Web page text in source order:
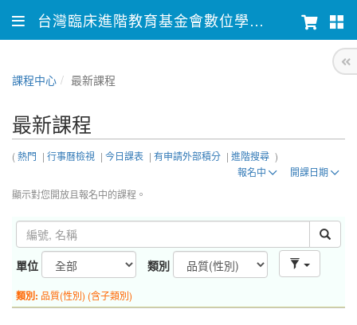
台灣臨床進階教育基金會數位學習平台
課程中心 最新課程
最新課程
(熱門 | 行事曆檢視 | 今日課表 | 有申請外部積分 | 進階搜尋 )
報名中
開課日期
顯示對您開放且報名中的課程。
單位 類別
類別: 品質(性別) (含子類別)